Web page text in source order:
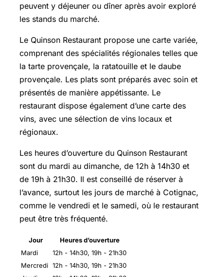
peuvent y déjeuner ou dîner après avoir exploré
les stands du marché.
Le Quinson Restaurant propose une carte variée,
comprenant des spécialités régionales telles que
la tarte provençale, la ratatouille et le daube
provençale. Les plats sont préparés avec soin et
présentés de manière appétissante. Le
restaurant dispose également d’une carte des
vins, avec une sélection de vins locaux et
régionaux.
Les heures d’ouverture du Quinson Restaurant
sont du mardi au dimanche, de 12h à 14h30 et
de 19h à 21h30. Il est conseillé de réserver à
l’avance, surtout les jours de marché à Cotignac,
comme le vendredi et le samedi, où le restaurant
peut être très fréquenté.
Jour
Heures d’ouverture
Mardi
12h - 14h30, 19h - 21h30
Mercredi 12h - 14h30, 19h - 21h30